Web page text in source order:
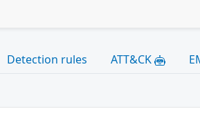
Detection rules ATT&CK